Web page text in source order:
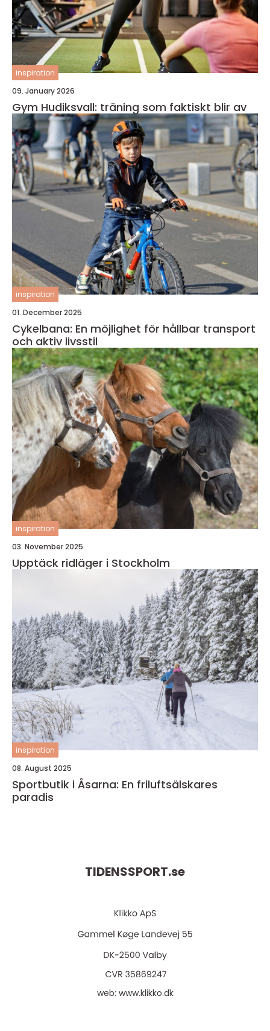
inspiration
09. January 2026
Gym Hudiksvall: träning som faktiskt blir av
inspiration
01. December 2025
Cykelbana: En möjlighet för hållbar transport
och aktiv livsstil
inspiration
03. November 2025
Upptäck ridläger i Stockholm
inspiration
08. August 2025
Sportbutik i Åsarna: En friluftsälskares
paradis
TIDENSSPORT.se
web: www.klikko.dk